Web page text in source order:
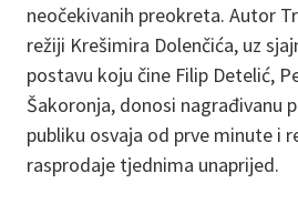
neočekivanih preokreta. Autor
režiji Krešimira Dolenčića, uz
postavu koju čine Filip Detelić,
Šakoronja, donosi nagrađivanu
publiku osvaja od prve minute i
rasprodaje tjednima unaprijed.